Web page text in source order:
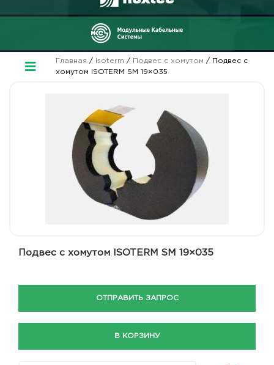
Главная / Isoterm / Подвес с хомутом / Подвес с
хомутом ISOTERM SM 19×035
Подвес с хомутом ISOTERM SM 19×035
ОТПРАВИТЬ ЗАПРОС
В КОРЗИНУ